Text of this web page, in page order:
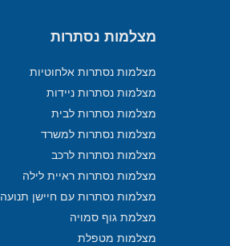
מצלמות נסתרות
מצלמות נסתרות אלחוטיות
מצלמות נסתרות ניידות
מצלמות נסתרות לבית
מצלמות נסתרות למשרד
מצלמות נסתרות לרכב
מצלמות נסתרות ראיית לילה
מצלמות נסתרות עם חיישן תנועה
מצלמת גוף סמויה
מצלמות מטפלת